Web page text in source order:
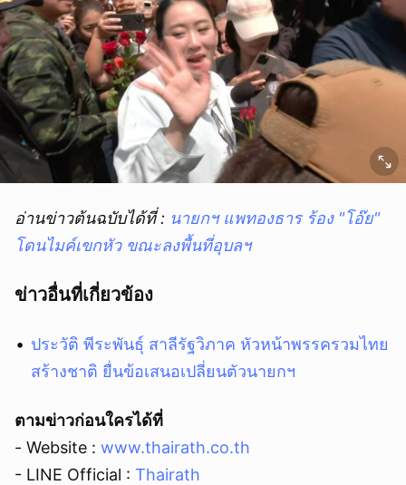
อ่านข่าวต้นฉบับได้ที่ : นายกฯ แพทองธาร ร้อง "โอ๊ย"
โดนไมค์เขกหัว ขณะลงพื้นที่อุบลฯ
ข่าวอื่นที่เกี่ยวข้อง
ประวัติ พีระพันธุ์ สาลีรัฐวิภาค หัวหน้าพรรครวมไทย
สร้างชาติ ยื่นข้อเสนอเปลี่ยนตัวนายกฯ
ตามข่าวก่อนใครได้ที่
- Website : www.thairath.co.th
- LINE Official : Thairath